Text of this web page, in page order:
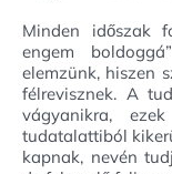
Minden időszak
engem
elemzünk, hiszen
félrevisznek. A
vágyanikra,
tudatalattiból
kapnak, nevén